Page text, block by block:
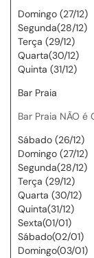
Domingo (27/12)
Segunda(28/12)
Terça (29/12)
Quarta(30/12)
Quinta (31/12)
Bar Praia
Bar Praia NÃO é
Sábado (26/12)
Domingo (27/12)
Segunda(28/12)
Terça (29/12)
Quarta (30/12)
Quinta(31/12)
Sexta(01/01)
Sábado(02/01)
Domingo(03/01)